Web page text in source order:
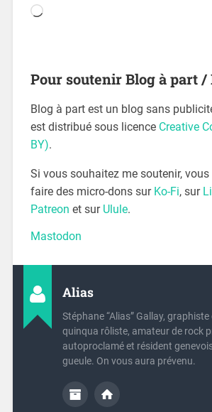
Pour soutenir Blog à part /
Blog à part est un blog sans
est distribué sous licence Creative
BY).
Si vous souhaitez me soutenir,
faire des micro-dons sur Ko-Fi, sur
Patreon et sur Ulule.
Mastodon
Alias
Stéphane “Alias” Gallay,
quinqua rôliste, amateur de rock
autoproclamé et résident
gueule. On vous aura prévenu.